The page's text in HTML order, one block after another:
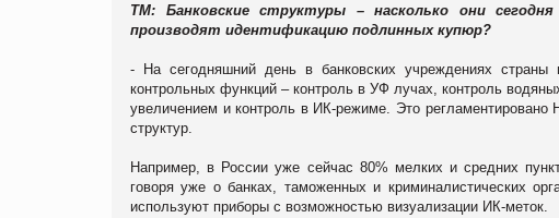
ТМ: Банковские структуры – насколько они
производят идентификацию подлинных купюр?
- На сегодняшний день в банковских учреждениях страны
контрольных функций – контроль в УФ лучах, контроль
увеличением и контроль в ИК-режиме. Это
структур.
Например, в России уже сейчас 80% мелких и средних
говоря уже о банках, таможенных и криминалистических
используют приборы с возможностью визуализации ИК-меток.